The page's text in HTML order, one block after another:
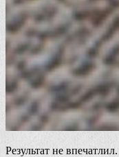
Результат не впечатлил.